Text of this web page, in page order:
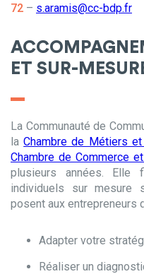
72 – s.aramis@cc-bdp.fr
ET SUR-
La Communauté de
laChambre de Métiers
Chambre de Commerce
plusieurs années. Elle
individuels sur mesure
posent aux entrepreneurs
Adapter votre
Réaliser un